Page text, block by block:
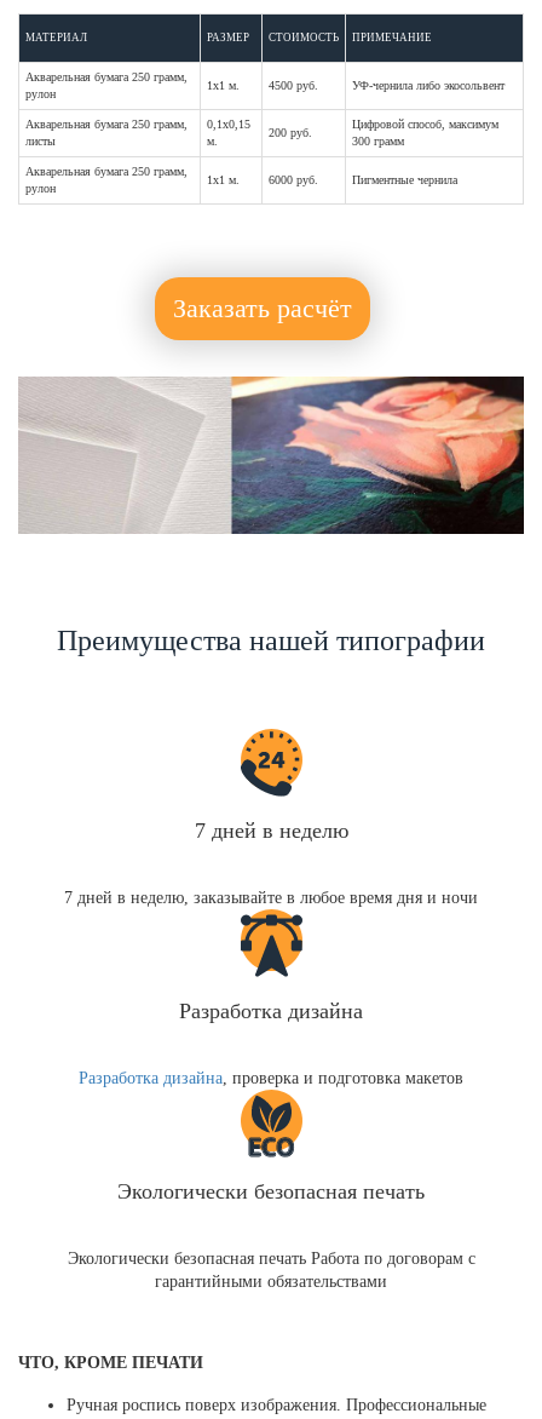
МАТЕРИАЛ РАЗМЕР СТОИМОСТЬ ПРИМЕЧАНИЕ
Акварельная бумага 250 грамм,
рулон
1х1 м. 4500 руб. УФ-чернила либо экосольвент
Акварельная бумага 250 грамм,
листы
0,1х0,15
м.
200 руб.
Цифровой способ, максимум
300 грамм
Акварельная бумага 250 грамм,
рулон
1х1 м. 6000 руб. Пигментные чернила
Заказать расчёт
Преимущества нашей типографии
7 дней в неделю
7 дней в неделю, заказывайте в любое время дня и ночи
Разработка дизайна
Разработка дизайна , проверка и подготовка макетов
Экологически безопасная печать
Экологически безопасная печать Работа по договорам с
гарантийными обязательствами
ЧТО, КРОМЕ ПЕЧАТИ
Ручная роспись поверх изображения. Профессиональные